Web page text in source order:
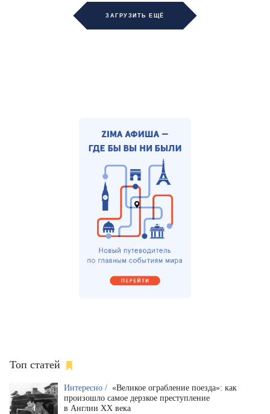
ЗАГРУЗИТЬ ЕЩЁ
Топ статей
Интересно / «Великое ограбление поезда»: как
произошло самое дерзкое преступление
в Англии XX века